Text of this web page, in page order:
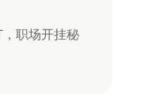
，职场开挂秘